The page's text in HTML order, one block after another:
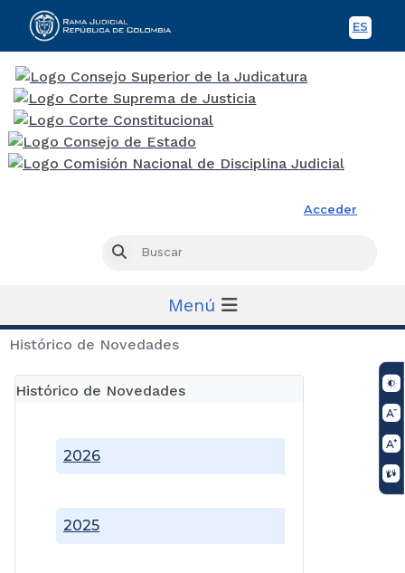
ES
Acceder
Buscar
Menú
Histórico de Novedades
Histórico de Novedades
2025
2026